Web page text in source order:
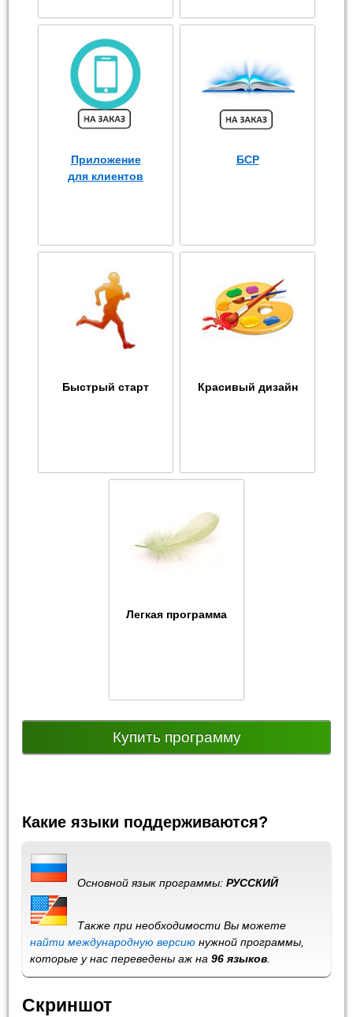
Приложение
для клиентов
БСР
Быстрый старт Красивый дизайн
Легкая программа
Купить программу
Какие языки поддерживаются?
Основной язык программы:РУССКИЙ
Также при необходимости Вы можете
найти международную версию нужной программы,
которые у нас переведены аж на96 языков
Скриншот